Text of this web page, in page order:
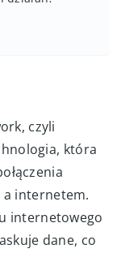
czyli
która
internetem.
internetowego
dane, co